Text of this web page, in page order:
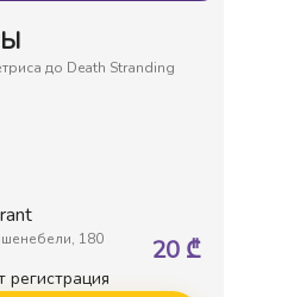
до Death Stranding
180
20 ₾
регистрация